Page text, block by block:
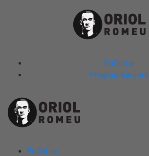
Close
Menu
Početna
Pregled Karijere
Početna